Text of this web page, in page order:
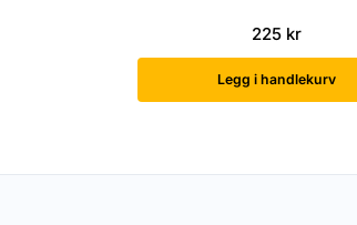
225 kr
Legg i handlekurv